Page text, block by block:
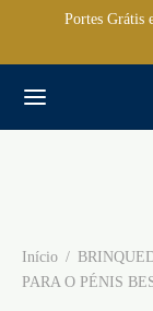
Portes Grátis
Início /
PARA O PÉNIS